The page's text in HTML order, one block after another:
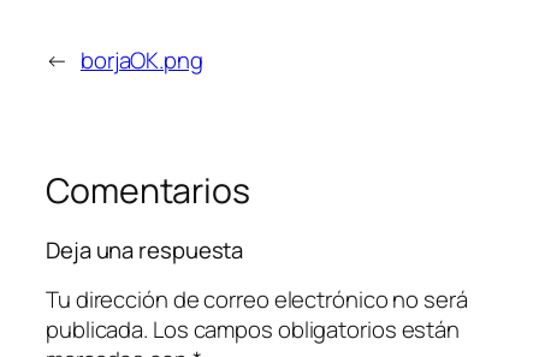
← borjaOK.png
Comentarios
Deja una respuesta
Tu dirección de correo electrónico no será
publicada. Los campos obligatorios están